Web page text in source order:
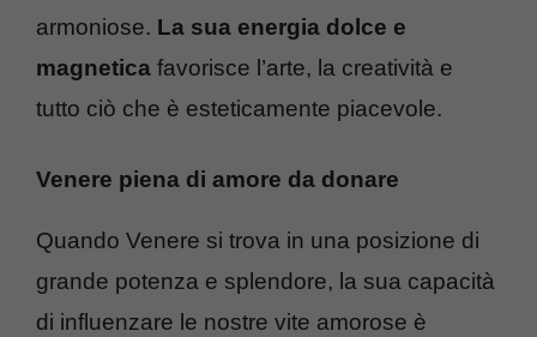
armoniose. La sua energia dolce e
magnetica favorisce l’arte, la creatività e
tutto ciò che è esteticamente piacevole.
Venere piena di amore da donare
Quando Venere si trova in una posizione di
grande potenza e splendore, la sua capacità
di influenzare le nostre vite amorose è